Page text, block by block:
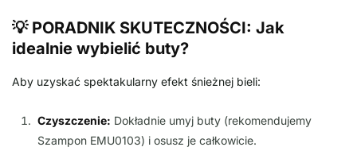
💡 PORADNIK SKUTECZNOŚCI: Jak
idealnie wybielić buty?
Aby uzyskać spektakularny efekt śnieżnej bieli:
Czyszczenie: Dokładnie umyj buty (rekomendujemy
Szampon EMU0103) i osusz je całkowicie.